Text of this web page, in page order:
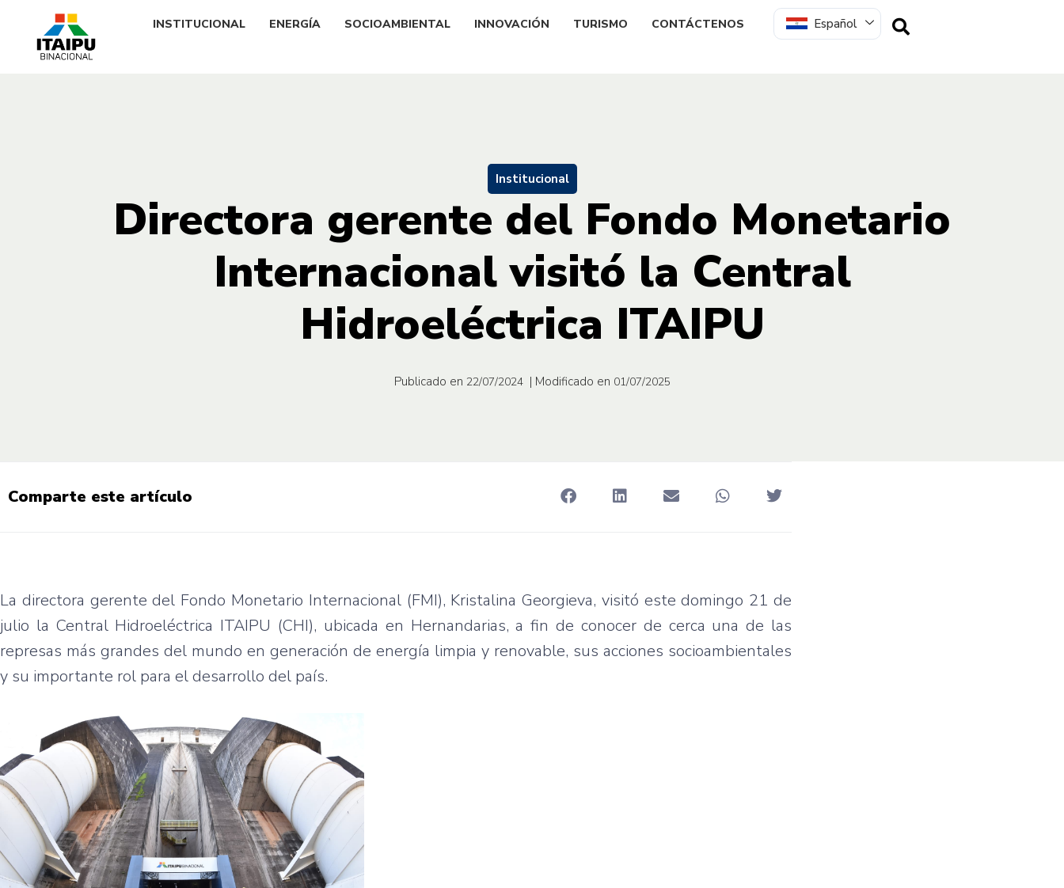
INSTITUCIONAL ENERGÍA SOCIOAMBIENTAL INNOVACIÓN TURISMO CONTÁCTENOS Español
Institucional
Directora gerente del Fondo Monetario
Internacional visitó la Central
Hidroeléctrica ITAIPU
Publicado en 22/07/2024 | Modificado en 01/07/2025
Comparte este artículo
La directora gerente del Fondo Monetario Internacional (FMI), Kristalina Georgieva, visitó este domingo 21 de
julio la Central Hidroeléctrica ITAIPU (CHI), ubicada en Hernandarias, a fin de conocer de cerca una de las
represas más grandes del mundo en generación de energía limpia y renovable, sus acciones socioambientales
y su importante rol para el desarrollo del país.